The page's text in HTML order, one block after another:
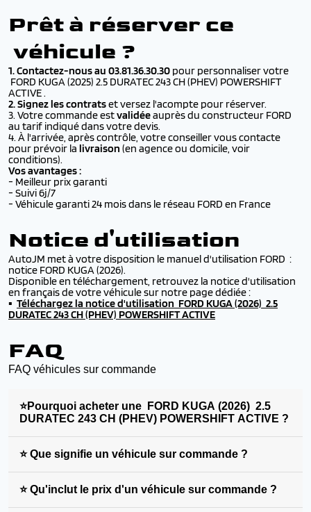
Prêt à réserver ce
véhicule ?
1. Contactez-nous au 03.81.36.30.30 pour personnaliser votre
FORD KUGA (2025) 2.5 DURATEC 243 CH (PHEV) POWERSHIFT
ACTIVE .
2. Signez les contratset versez l'acompte pour réserver.
3. Votre commande estvalidéeauprès du constructeur FORD
au tarif indiqué dans votre devis.
4. À l'arrivée, après contrôle, votre conseiller vous contacte
pour prévoir la livraison (en agence ou domicile, voir
conditions).
Vos avantages :
- Meilleur prix garanti
- Suivi 6j/7
- Véhicule garanti 24 mois dans le réseau FORD en France
Notice d'utilisation
AutoJM met à votre disposition le manuel d'utilisation FORD :
notice FORD KUGA (2026).
Disponible en téléchargement, retrouvez la notice d'utilisation
en français de votre véhicule sur notre page dédiée :
▪️ Téléchargez la notice d'utilisation FORD KUGA (2026) 2.5
DURATEC 243 CH (PHEV) POWERSHIFT ACTIVE
FAQ
FAQ véhicules sur commande
⭐Pourquoi acheter une FORD KUGA (2026) 2.5
DURATEC 243 CH (PHEV) POWERSHIFT ACTIVE ?
⭐ Que signifie un véhicule sur commande ?
⭐ Qu'inclut le prix d'un véhicule sur commande ?